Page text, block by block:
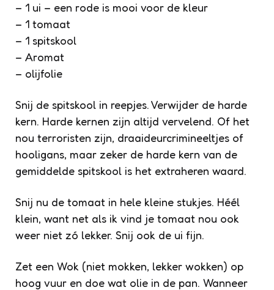
– 1 ui – een rode is mooi voor de kleur
– 1 tomaat
– 1 spitskool
– Aromat
– olijfolie
Snij de spitskool in reepjes. Verwijder de harde
kern. Harde kernen zijn altijd vervelend. Of het
nou terroristen zijn, draaideurcrimineeltjes of
hooligans, maar zeker de harde kern van de
gemiddelde spitskool is het extraheren waard.
Snij nu de tomaat in hele kleine stukjes. Héél
klein, want net als ik vind je tomaat nou ook
weer niet zó lekker. Snij ook de ui fijn.
Zet een Wok (niet mokken, lekker wokken) op
hoog vuur en doe wat olie in de pan. Wanneer